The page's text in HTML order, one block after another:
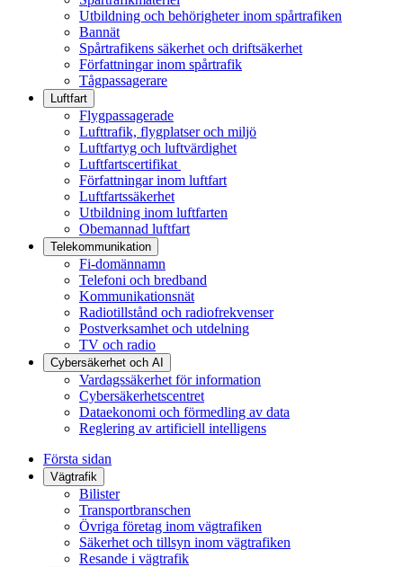
Utbildning och behörigheter inom spårtrafiken
Bannät
Spårtrafikens säkerhet och driftsäkerhet
Författningar inom spårtrafik
Tågpassagerare
Luftfart
Flygpassagerade
Lufttrafik, flygplatser och miljö
Luftfartyg och luftvärdighet
Luftfartscertifikat
Författningar inom luftfart
Luftfartssäkerhet
Utbildning inom luftfarten
Obemannad luftfart
Telekommunikation
Fi-domännamn
Telefoni och bredband
Kommunikationsnät
Radiotillstånd och radiofrekvenser
Postverksamhet och utdelning
TV och radio
Cybersäkerhet och AI
Vardagssäkerhet för information
Cybersäkerhetscentret
Dataekonomi och förmedling av data
Reglering av artificiell intelligens
Första sidan
Vägtrafik
Bilister
Transportbranschen
Övriga företag inom vägtrafiken
Säkerhet och tillsyn inom vägtrafiken
Resande i vägtrafik